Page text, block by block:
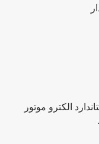
الکترو موتور